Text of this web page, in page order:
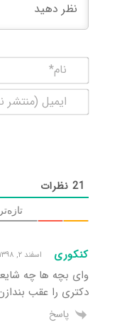
21نظرات
کنکوری اسفند ۲, ۱۳۹۸ ۱۲:۰۴ ب٫ظ
وای بچه ها چه
دکتری را عقب
پاسخ